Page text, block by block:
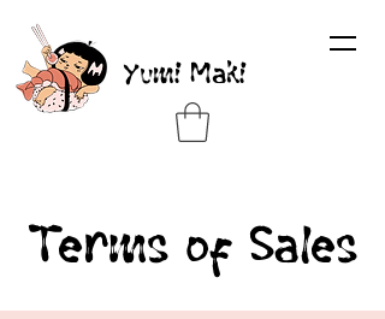
Yumi Maki
Terms of Sales